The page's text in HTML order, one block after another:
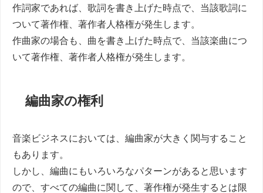
作詞家であれば、歌詞を書き上げた時点で、当該歌詞に
ついて著作権、著作者人格権が発生します。
作曲家の場合も、曲を書き上げた時点で、当該楽曲につ
いて著作権、著作者人格権が発生します。
編曲家の権利
音楽ビジネスにおいては、編曲家が大きく関与すること
もあります。
しかし、編曲にもいろいろなパターンがあると思います
ので、すべての編曲に関して、著作権が発生するとは限